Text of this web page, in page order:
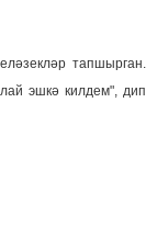
тапшырган.
эшкә килдем", дип